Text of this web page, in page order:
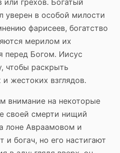
или грехов. Богатый
уверен в особой милости
фарисеев, богатство
мерилом их
перед Богом. Иисус
чтобы раскрыть
жестоких взглядов.
внимание на некоторые
своей смерти нищий
лоне Авраамовом и
и богач, но его настигают